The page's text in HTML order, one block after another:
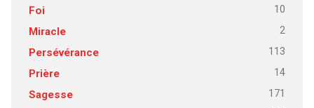
Foi 10
Miracle 2
Persévérance 113
Prière 14
Sagesse 171